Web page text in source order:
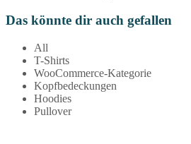
Das könnte dir auch gefallen
All
T-Shirts
WooCommerce-Kategorie
Kopfbedeckungen
Hoodies
Pullover